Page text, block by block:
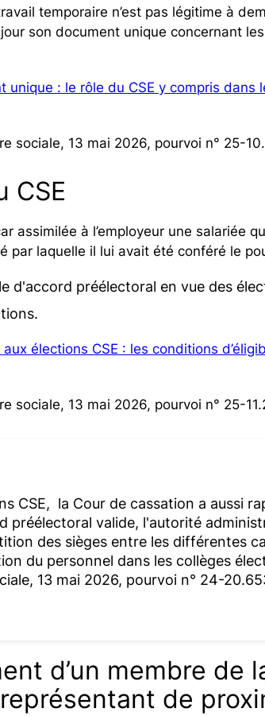
temporaire n’est pas légitime à
son document unique concernant
unique : le rôle du CSE y compris dans
sociale, 13 mai 2026, pourvoi n° 25-
CSE
assimilée à l’employeur une salariée
par laquelle il lui avait été conféré le
d'accord préélectoral en vue des
élections CSE : les conditions
sociale, 13 mai 2026, pourvoi n° 25-
CSE, la Cour de cassation a aussi
préélectoral valide, l'autorité
des sièges entre les différentes
du personnel dans les collèges
13 mai 2026, pourvoi n° 24-
d’un membre de
représentant de